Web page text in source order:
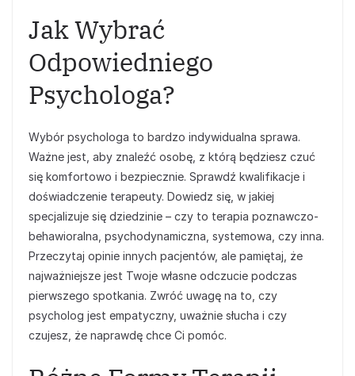
Jak Wybrać
Odpowiedniego
Psychologa?
Wybór psychologa to bardzo indywidualna sprawa.
Ważne jest, aby znaleźć osobę, z którą będziesz czuć
się komfortowo i bezpiecznie. Sprawdź kwalifikacje i
doświadczenie terapeuty. Dowiedz się, w jakiej
specjalizuje się dziedzinie – czy to terapia poznawczo-
behawioralna, psychodynamiczna, systemowa, czy inna.
Przeczytaj opinie innych pacjentów, ale pamiętaj, że
najważniejsze jest Twoje własne odczucie podczas
pierwszego spotkania. Zwróć uwagę na to, czy
psycholog jest empatyczny, uważnie słucha i czy
czujesz, że naprawdę chce Ci pomóc.